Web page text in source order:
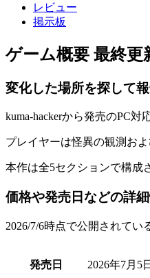
レビュー
掲示板
ゲーム概要 最終更
変化した場所を探して
kuma-hackerから発売のPC対
プレイヤーは怪異の観測お
本作は全5セクションで構成
価格や発売日などの詳
2026/7/6時点で公開されてい
発売日 2026年7月5日